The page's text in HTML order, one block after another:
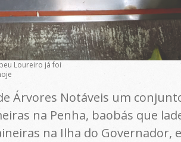
Loureiro já foi
Árvores Notáveis um
na Penha, baobás que
na Ilha do Governador,